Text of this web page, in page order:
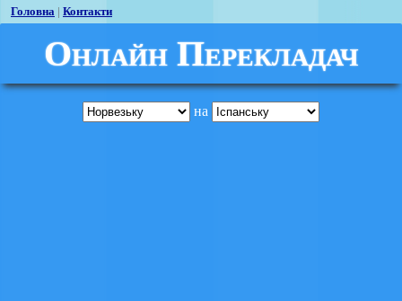
Головна | Контакти
Онлайн Перекладач
на